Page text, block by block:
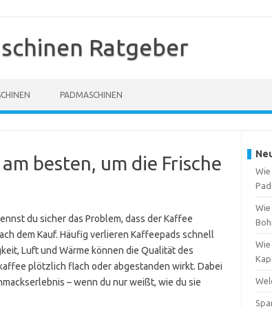
Ratgeber
PADMASCHINEN
besten, um die Frische
du sicher das Problem, dass der Kaffee
dem Kauf. Häufig verlieren Kaffeepads schnell
Luft und Wärme können die Qualität des
plötzlich flach oder abgestanden wirkt. Dabei
– wenn du nur weißt, wie du sie